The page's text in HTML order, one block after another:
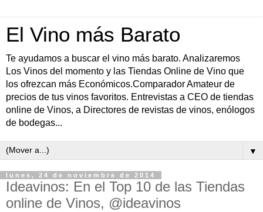
El Vino más Barato
Te ayudamos a buscar el vino más barato. Analizaremos
Los Vinos del momento y las Tiendas Online de Vino que
los ofrezcan más Económicos.Comparador Amateur de
precios de tus vinos favoritos. Entrevistas a CEO de tiendas
online de Vinos, a Directores de revistas de vinos, enólogos
de bodegas...
▼
lunes, 24 de noviembre de 2014
Ideavinos: En el Top 10 de las Tiendas
online de Vinos, @ideavinos